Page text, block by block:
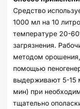
Средство
1000 мл на 10
температуре 20-
загрязнения.
методом
помощью
выдерживают 5-15
мин) при
тщательно